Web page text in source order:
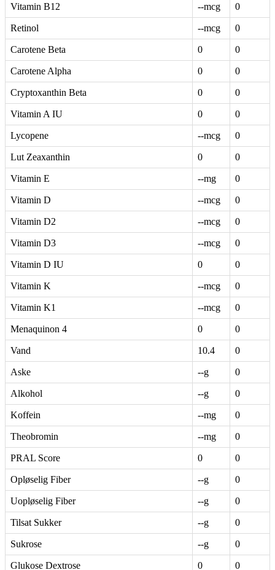
Vitamin B12 --mcg 0
Retinol --mcg 0
Carotene Beta 0 0
Carotene Alpha 0 0
Cryptoxanthin Beta 0 0
Vitamin A IU 0 0
Lycopene --mcg 0
Lut Zeaxanthin 0 0
Vitamin E --mg 0
Vitamin D --mcg 0
Vitamin D2 --mcg 0
Vitamin D3 --mcg 0
Vitamin D IU 0 0
Vitamin K --mcg 0
Vitamin K1 --mcg 0
Menaquinon 4 0 0
Vand 10.4 0
Aske --g 0
Alkohol --g 0
Koffein --mg 0
Theobromin --mg 0
PRAL Score 0 0
Opløselig Fiber --g 0
Uopløselig Fiber --g 0
Tilsat Sukker --g 0
Sukrose --g 0
Glukose Dextrose 0 0